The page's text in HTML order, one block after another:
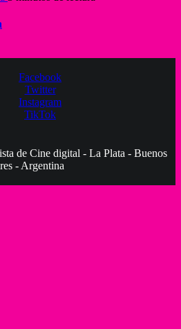
Facebook
Twitter
Instagram
TikTok
de Cine digital - La Plata - Buenos
- Argentina